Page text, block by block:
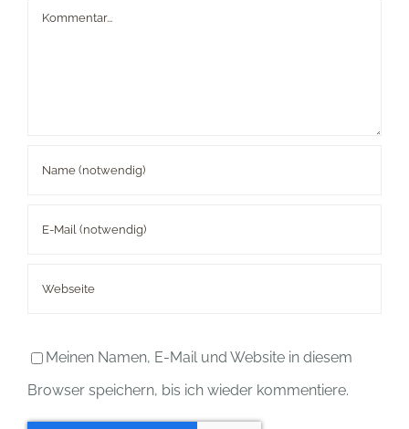
Kommentar
Meinen Namen, E-Mail und Website in diesem
Browser speichern, bis ich wieder kommentiere.